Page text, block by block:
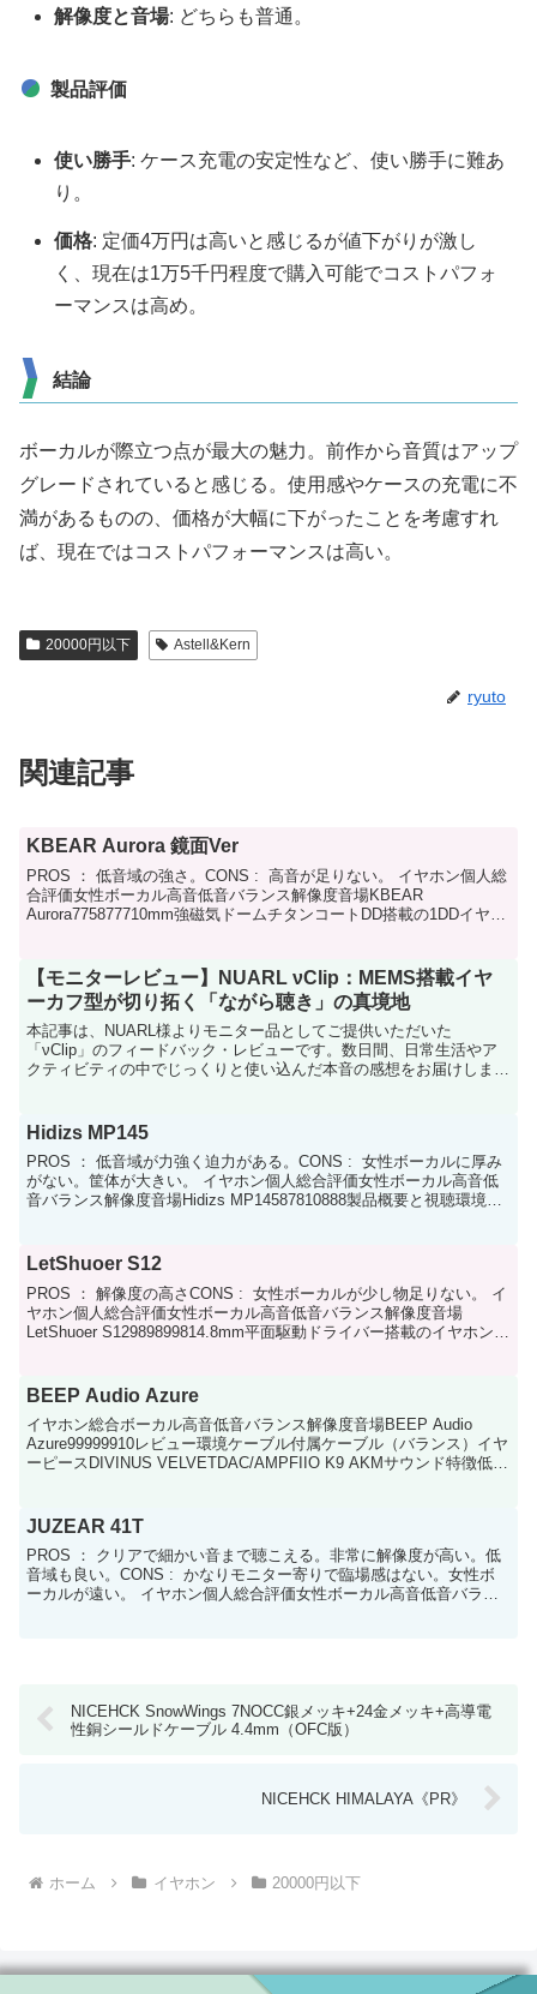
解像度と音場: どちらも普通。
製品評価
使い勝手: ケース充電の安定性など、使い勝手に難あ
り。
価格: 定価4万円は高いと感じるが値下がりが激し
く、現在は1万5千円程度で購入可能でコストパフォ
ーマンスは高め。
結論
ボーカルが際立つ点が最大の魅力。前作から音質はアップ
グレードされていると感じる。使用感やケースの充電に不
満があるものの、価格が大幅に下がったことを考慮すれ
ば、現在ではコストパフォーマンスは高い。
20000円以下 Astell&Kern
ryuto
関連記事
KBEAR Aurora 鏡面Ver
PROS ： 低音域の強さ。CONS : 高音が足りない。 イヤホン個人総
合評価女性ボーカル高音低音バランス解像度音場KBEAR
Aurora775877710mm強磁気ドームチタンコートDD搭載の1DDイヤホ
【モニターレビュー】NUARL νClip：MEMS搭載イヤ
ーカフ型が切り拓く「ながら聴き」の真境地
本記事は、NUARL様よりモニター品としてご提供いただいた
「νClip」のフィードバック・レビューです。数日間、日常生活やア
クティビティの中でじっくりと使い込んだ本音の感想をお届けしま
Hidizs MP145
PROS ： 低音域が力強く迫力がある。CONS : 女性ボーカルに厚み
がない。筐体が大きい。 イヤホン個人総合評価女性ボーカル高音低
音バランス解像度音場Hidizs MP14587810888製品概要と視聴環境
LetShuoer S12
PROS ： 解像度の高さCONS : 女性ボーカルが少し物足りない。 イ
ヤホン個人総合評価女性ボーカル高音低音バランス解像度音場
LetShuoer S12989899814.8mm平面駆動ドライバー搭載のイヤホン。
BEEP Audio Azure
イヤホン総合ボーカル高音低音バランス解像度音場BEEP Audio
Azure99999910レビュー環境ケーブル付属ケーブル（バランス）イヤ
ーピースDIVINUS VELVETDAC/AMPFIIO K9 AKMサウンド特徴低音
JUZEAR 41T
PROS ： クリアで細かい音まで聴こえる。非常に解像度が高い。低
音域も良い。CONS : かなりモニター寄りで臨場感はない。女性ボ
ーカルが遠い。 イヤホン個人総合評価女性ボーカル高音低音バラン
NICEHCK SnowWings 7NOCC銀メッキ+24金メッキ+高導電
性銅シールドケーブル 4.4mm（OFC版）
NICEHCK HIMALAYA《PR》
ホーム イヤホン 20000円以下